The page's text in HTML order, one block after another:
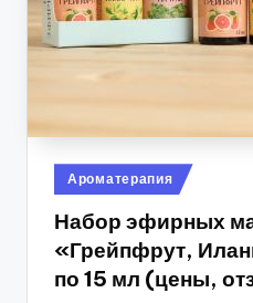
Опубликовано
в
Ароматерапия
Набор эфирных
«Грейпфрут,
по 15 мл (цены,